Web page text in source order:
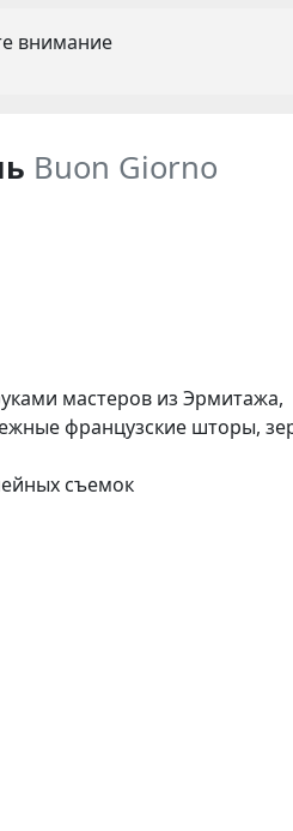
внимание
Buon Giorno
мастеров из Эрмитажа,
французские шторы,
съемок